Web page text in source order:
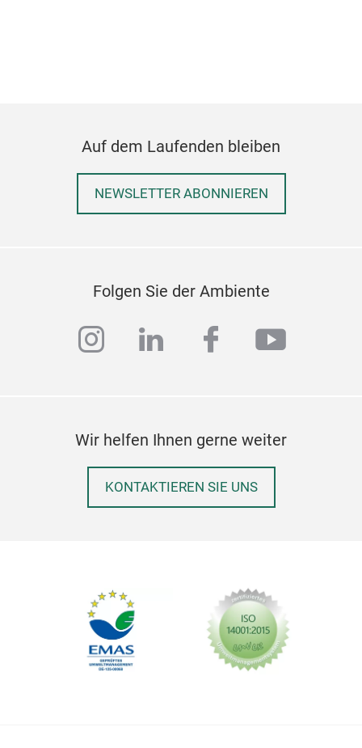
Auf dem Laufenden bleiben
NEWSLETTER ABONNIEREN
Folgen Sie der Ambiente
instagram
linkedinfacebook
Wir helfen Ihnen gerne weiter
KONTAKTIEREN SIE UNS